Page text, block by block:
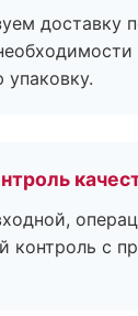
доставку
упаковку.
контроль с